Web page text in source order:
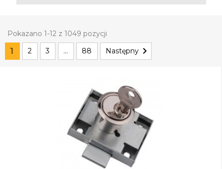
Pokazano 1-12 z 1049 pozycji
1 2 3 … 88 Następny 